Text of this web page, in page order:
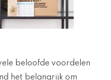
beloofde voordelen
het belangrijk om